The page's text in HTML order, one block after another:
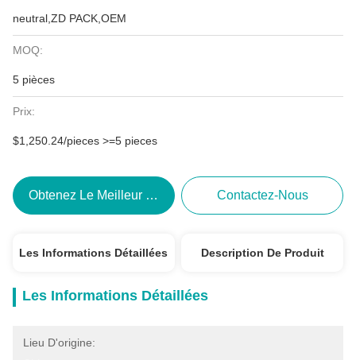
neutral,ZD PACK,OEM
MOQ:
5 pièces
Prix:
$1,250.24/pieces >=5 pieces
Obtenez Le Meilleur Prix Contactez-Nous
Les Informations Détaillées Description De Produit
Les Informations Détaillées
Lieu D'origine: